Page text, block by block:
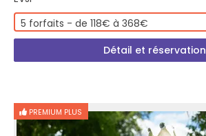
5 forfaits - de 118€ à 368€
Détail et réservation
PREMIUM PLUS